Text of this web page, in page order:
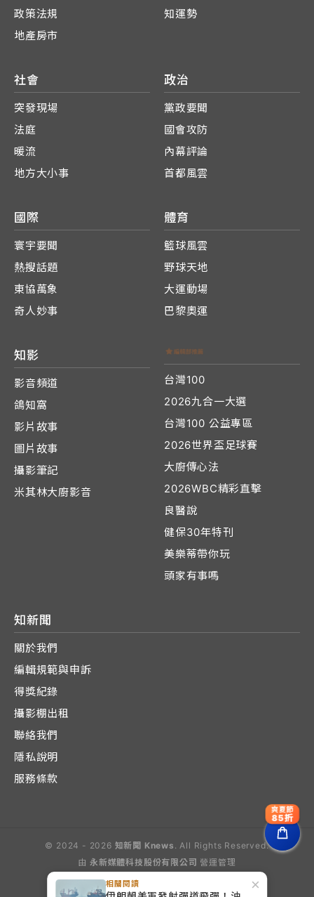
×
相關閱讀
政策法規
地產房市
知運勢
社會
突發現場
法庭
暖流
地方大小事
政治
黨政要聞
國會攻防
內幕評論
首都風雲
國際
寰宇要聞
熱搜話題
東協萬象
奇人妙事
體育
籃球風雲
野球天地
大運動場
巴黎奧運
知影
影音頻道
鴿知窩
影片故事
圖片故事
攝影筆記
米其林大廚影音
台灣100
2026九合一大選
台灣100 公益專區
2026世界盃足球賽
大廚傳心法
2026WBC精彩直擊
良醫說
健保30年特刊
美樂蒂帶你玩
頭家有事嗎
知新聞
關於我們
編輯規範與申訴
得獎紀錄
攝影棚出租
聯絡我們
隱私說明
服務條款
© 2024 - 2026 知新聞 Knews . All Rights Reserved.
由 永新媒體科技股份有限公司 營運管理
爽夏節
85折